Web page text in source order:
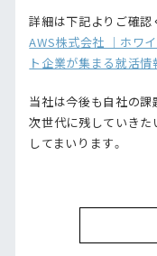
詳細は下記よりご確認
AWS株式会社 ｜ホワ
ト企業が集まる就活情
当社は今後も自社の課
次世代に残していき
してまいります。